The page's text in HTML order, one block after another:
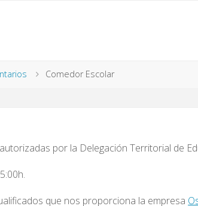
Comedor Escolar
por la Delegación Territorial de
que nos proporciona la empresa